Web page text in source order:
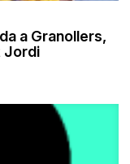
a Granollers,
Jordi